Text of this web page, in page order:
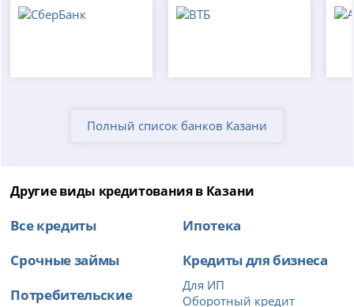
Полный список банков Казани
Другие виды кредитования в Казани
Все кредиты
Срочные займы
Потребительские
Ипотека
Кредиты для бизнеса
Для ИП
Оборотный кредит